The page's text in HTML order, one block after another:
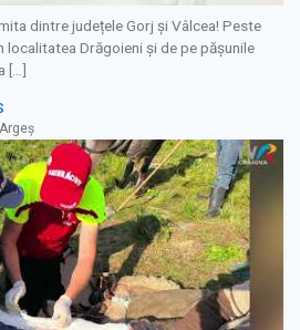
dintre județele Gorj și Vâlcea! Peste
Drăgoieni și de pe pășunile
[…]
Argeș